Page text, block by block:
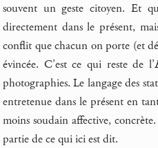
souvent un geste citoyen. Et
directement dans le présent,
conflit que chacun on porte (et
évincée. C’est ce qui reste de l’
photographies. Le langage des
entretenue dans le présent en
moins soudain affective,
partie de ce qui ici est dit.